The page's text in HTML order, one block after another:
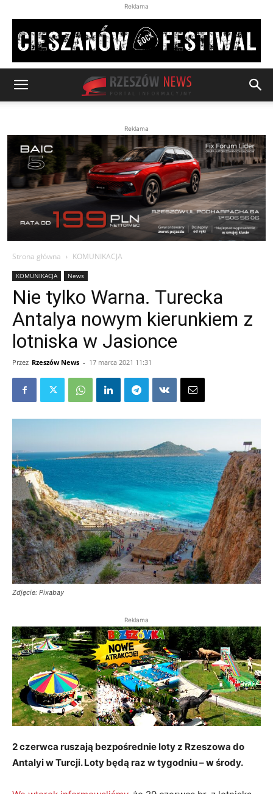
Reklama
Reklama
Strona główna KOMUNIKACJA
KOMUNIKACJA News
Nie tylko Warna. Turecka
Antalya nowym kierunkiem z
lotniska w Jasionce
Przez Rzeszów News - 17 marca 2021 11:31
Zdjęcie: Pixabay
Reklama
2 czerwca ruszają bezpośrednie loty z Rzeszowa do
Antalyi w Turcji. Loty będą raz w tygodniu – w środy.